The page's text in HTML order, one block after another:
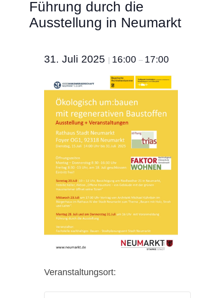
Führung durch die
Ausstellung in Neumarkt
31. Juli 2025 | 16:00 – 17:00
Veranstaltungsort: